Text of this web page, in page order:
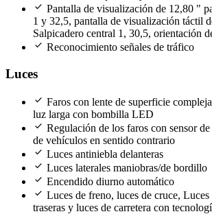
check Pantalla de visualización de 12,80 "
1 y 32,5, pantalla de visualización táctil
Salpicadero central 1, 30,5, orientación
check Reconocimiento señales de tráfico
Luces
check Faros con lente de superficie
luz larga con bombilla LED
check Regulación de los faros con sensor
de vehículos en sentido contrario
check Luces antiniebla delanteras
check Luces laterales maniobras/de bordillo
check Encendido diurno automático
check Luces de freno, luces de cruce,
traseras y luces de carretera con